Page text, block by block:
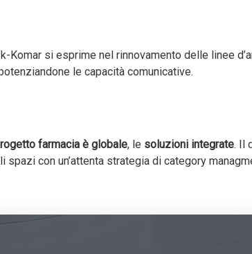
Komar si esprime nel rinnovamento delle linee
le capacità comunicative.
farmacia è globale, le soluzioni integrate. Il
spazi con un’attenta strategia di category